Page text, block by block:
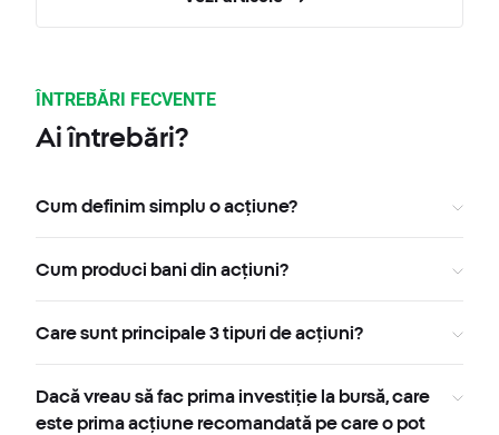
ÎNTREBĂRI FECVENTE
Ai întrebări?
Cum definim simplu o acțiune?
Cum produci bani din acțiuni?
Care sunt principale 3 tipuri de acțiuni?
Dacă vreau să fac prima investiție la bursă, care
este prima acțiune recomandată pe care o pot